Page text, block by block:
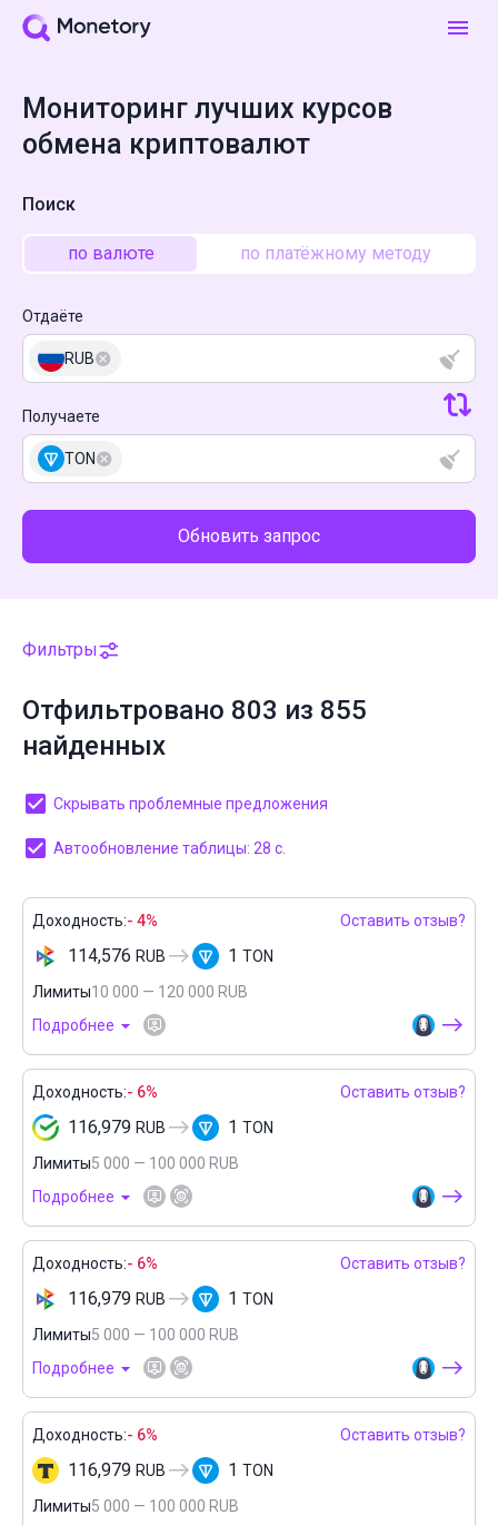
Мониторинг лучших курсов
обмена криптовалют
Поиск
по валюте по платёжному методу
Отдаёте
RUB
Получаете
TON
Обновить запрос
Фильтры
Отфильтровано 803 из 855
найденных
Скрывать проблемные предложения
Автообновление таблицы: 27 с.
Доходность:- 4% Оставить отзыв?
114,576 RUB 1 TON
Лимиты10 000 — 120 000 RUB
Подробнее
Доходность:- 6% Оставить отзыв?
116,979 RUB 1 TON
Лимиты5 000 — 100 000 RUB
Подробнее
Доходность:- 6% Оставить отзыв?
116,979 RUB 1 TON
Лимиты5 000 — 100 000 RUB
Подробнее
Доходность:- 6% Оставить отзыв?
116,979 RUB 1 TON
Лимиты5 000 — 100 000 RUB